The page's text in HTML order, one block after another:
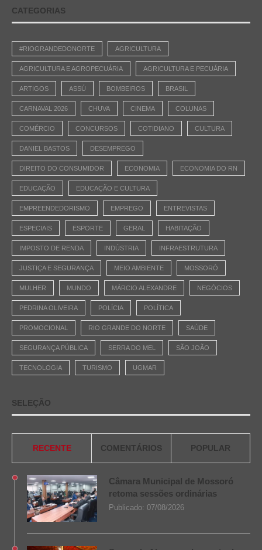
CATEGORIAS
#RIOGRANDEDONORTE AGRICULTURA
AGRICULTURA E AGROPECUÁRIA AGRICULTURA E PECUÁRIA
ARTIGOS ASSÚ BOMBEIROS BRASIL
CARNAVAL 2026 CHUVA CINEMA COLUNAS
COMÉRCIO CONCURSOS COTIDIANO CULTURA
DANIEL BASTOS DESEMPREGO
DIREITO DO CONSUMIDOR ECONOMIA ECONOMIA DO RN
EDUCAÇÃO EDUCAÇÃO E CULTURA
EMPREENDEDORISMO EMPREGO ENTREVISTAS
ESPECIAIS ESPORTE GERAL HABITAÇÃO
IMPOSTO DE RENDA INDÚSTRIA INFRAESTRUTURA
JUSTIÇA E SEGURANÇA MEIO AMBIENTE MOSSORÓ
MULHER MUNDO MÁRCIO ALEXANDRE NEGÓCIOS
PEDRINA OLIVEIRA POLÍCIA POLÍTICA
PROMOCIONAL RIO GRANDE DO NORTE SAÚDE
SEGURANÇA PÚBLICA SERRA DO MEL SÃO JOÃO
TECNOLOGIA TURISMO UGMAR
SELEÇÃO
RECENTE COMENTÁRIOS POPULAR
Câmara Municipal de Mossoró
retoma sessões ordinárias
Publicado: 07/08/2026